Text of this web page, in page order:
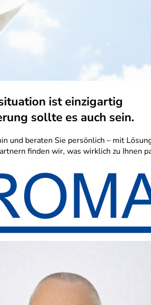
ist einzigartig
sollte es auch sein.
und beraten Sie persönlich – mit
finden wir, was wirklich zu Ihnen